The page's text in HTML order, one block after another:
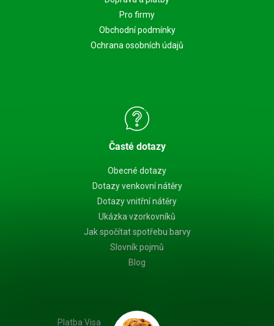
Pro firmy
Obchodní podmínky
Ochrana osobních údajů
Časté dotazy
Obecné dotazy
Dotazy venkovní nátěry
Dotazy vnitřní nátěry
Ukázka vzorkovníků
Jak spočítat spotřebu barvy
Slovník pojmů
Blog
Platba Visa